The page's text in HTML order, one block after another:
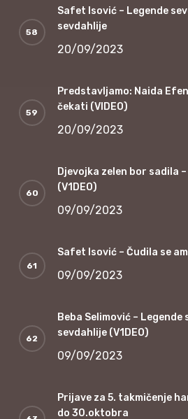
Safet Isović – Legende
sevdahlije
20/09/2023
Predstavljamo: Naida
čekati (VIDEO)
20/09/2023
Djevojka zelen bor sadila
(V1DEO)
09/09/2023
Safet Isović – Čudila se
09/09/2023
Beba Selimović – Legende
sevdahlije (V1DEO)
09/09/2023
Prijave za 5. takmičenje
do 30.oktobra